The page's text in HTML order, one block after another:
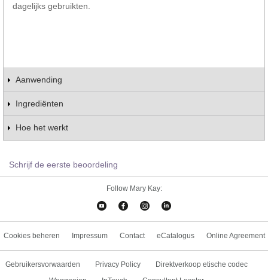
dagelijks gebruikten.
Aanwending
Ingrediënten
Hoe het werkt
Schrijf de eerste beoordeling
Follow Mary Kay:
Cookies beheren Impressum Contact eCatalogus Online Agreement
Gebruikersvorwaarden Privacy Policy
Direktverkoop etische codec